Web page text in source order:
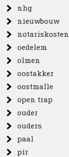
nhg
nieuwbouw
notariskosten
oedelem
olmen
oostakker
oostmalle
open trap
ouder
ouders
paal
pir